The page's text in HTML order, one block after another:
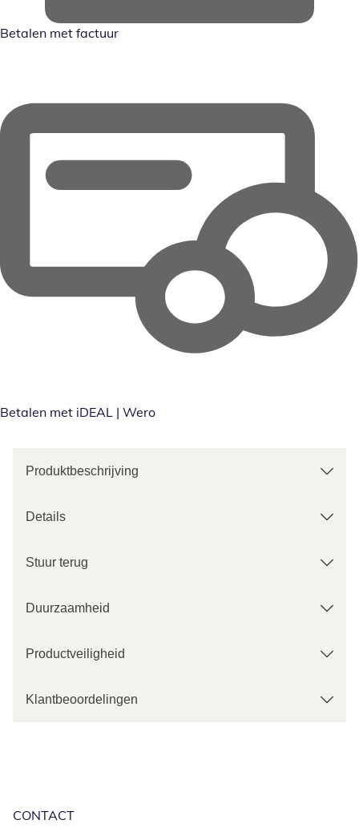
Betalen met factuur
Betalen met iDEAL | Wero
Produktbeschrijving
Details
Stuur terug
Duurzaamheid
Productveiligheid
Klantbeoordelingen
CONTACT